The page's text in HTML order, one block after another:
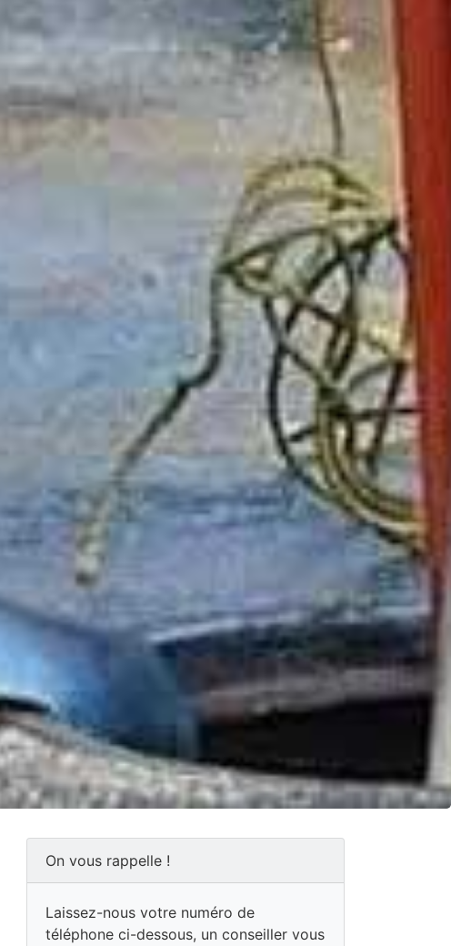
On vous rappelle !
Laissez-nous votre numéro de
téléphone ci-dessous, un conseiller vous